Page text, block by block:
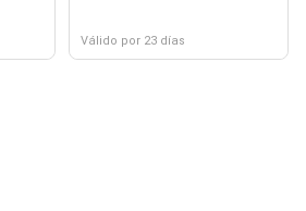
Válido por 23 días